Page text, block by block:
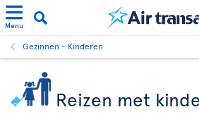
Menu
Gezinnen - Kinderen
Reizen met